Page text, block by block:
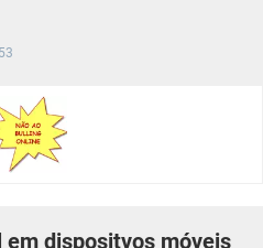
dispositvos móveis